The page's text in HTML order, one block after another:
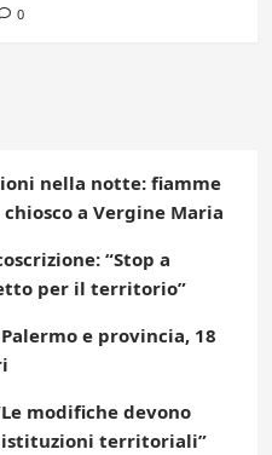
0
nella notte: fiamme
a Vergine Maria
“Stop a
per il territorio”
e provincia, 18
modifiche devono
istituzioni territoriali”